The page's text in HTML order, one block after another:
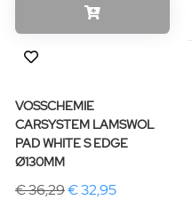
VOSSCHEMIE
CARSYSTEM LAMSWOL
PAD WHITE S EDGE
Ø130MM
€ 36,29€ 32,95